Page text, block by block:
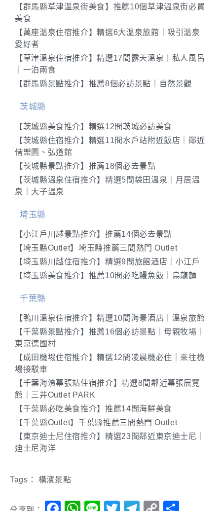
【群馬縣草津溫泉街美食】推薦10個草津溫泉街必買
美食
【萬座溫泉住宿推介】精選6大溫泉旅館｜吸引溫泉
愛好者
【草津溫泉住宿推介】精選17間露天溫泉｜私人風呂
｜一泊兩食
【群馬縣景點推介】推薦8個必訪景點｜自然景觀
茨城縣
【茨城縣美食推介】精選12間茨城必訪美食
【茨城縣住宿推介】精選11間水戶站附近飯店｜鄰近
偕樂園、弘道館
【茨城縣景點推介】推薦18個必去景點
【茨城縣溫泉住宿推介】精選5間袋田溫泉｜月居温
泉｜大子温泉
埼玉縣
【小江戶川越景點推介】推薦14個必去景點
【埼玉縣Outlet】埼玉縣推薦三間熱門 Outlet
【埼玉縣川越住宿推介】精選9間旅館酒店｜小江戶
【埼玉縣美食推介】推薦10間必吃鰻魚飯｜烏龍麵
千葉縣
【鴨川溫泉住宿推介】精選10間海景酒店｜溫泉旅館
【千葉縣景點推介】推薦16個必訪景點｜母親牧場｜
東京德國村
【成田機場住宿推介】精選12間凌晨機必住｜來往機
場接駁車
【千葉海濱幕張站住宿推介】精選8間鄰近幕張展覽
館｜三井Outlet PARK
【千葉縣必吃美食推介】推薦14間海鮮美食
【千葉縣Outlet】千葉縣推薦三間熱門 Outlet
【東京迪士尼住宿推介】精選23間鄰近東京迪士尼｜
迪士尼海洋
Tags： 橫濱景點